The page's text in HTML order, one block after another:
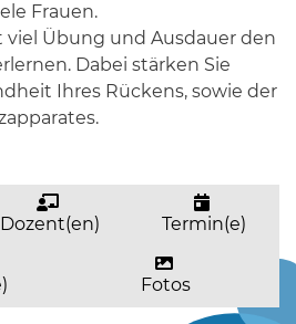
Frauen.
Übung und Ausdauer den
Dabei stärken Sie
Ihres Rückens, sowie der
Dozent(en) Termin(e)
Fotos